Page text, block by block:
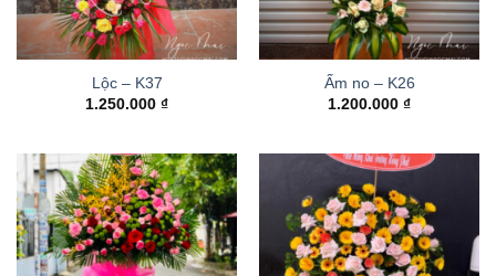
Lộc – K37
1.250.000 ₫
Ấm no – K26
1.200.000 ₫